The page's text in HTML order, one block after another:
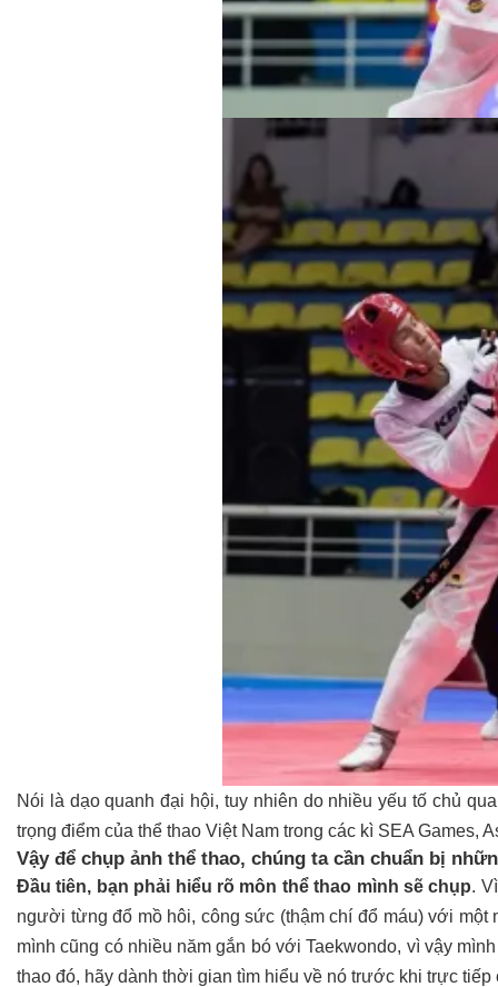
Nói là dạo quanh đại hội, tuy nhiên do nhiều yếu tố chủ
trọng điểm của thể thao Việt Nam trong các kì SEA Games,
Vậy để chụp ảnh thể thao, chúng ta cần chuẩn bị
Đầu tiên, bạn phải hiểu rõ môn thể thao mình sẽ chụp.
người từng đổ mồ hôi, công sức (thậm chí đổ máu) với
mình cũng có nhiều năm gắn bó với Taekwondo, vì vậy
thao đó, hãy dành thời gian tìm hiểu về nó trước khi trực